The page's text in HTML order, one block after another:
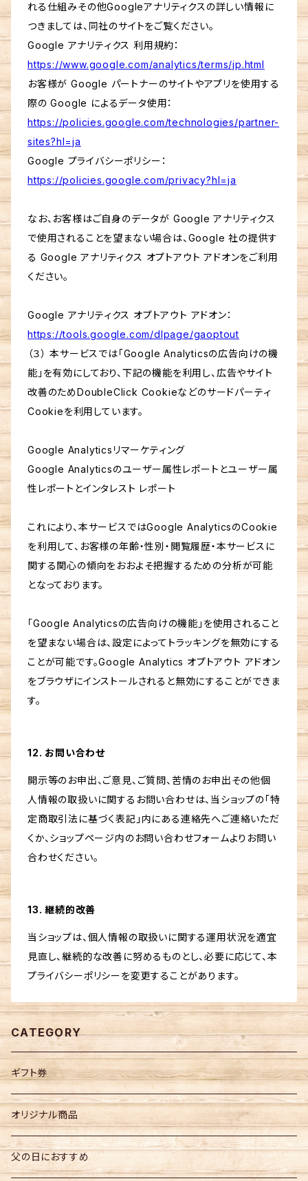
れる仕組みその他Googleアナリティクスの詳しい情報に
つきましては、同社のサイトをご覧ください。
Google アナリティクス 利用規約：
https://www.google.com/analytics/terms/jp.html
お客様が Google パートナーのサイトやアプリを使用する
際の Google によるデータ使用：
https://policies.google.com/technologies/partner-
sites?hl=ja
Google プライバシーポリシー：
https://policies.google.com/privacy?hl=ja
なお、お客様はご自身のデータが Google アナリティクス
で使用されることを望まない場合は、Google 社の提供す
る Google アナリティクス オプトアウト アドオンをご利用
ください。
Google アナリティクス オプトアウト アドオン：
https://tools.google.com/dlpage/gaoptout
（３） 本サービスでは「Google Analyticsの広告向けの機
能」を有効にしており、下記の機能を利用し、広告やサイト
改善のためDoubleClick Cookieなどのサードパーティ
Cookieを利用しています。
Google Analyticsリマーケティング
Google Analyticsのユーザー属性レポートとユーザー属
性レポートとインタレスト レポート
これにより、本サービスではGoogle AnalyticsのCookie
を利用して、お客様の年齢・性別・閲覧履歴・本サービスに
関する関心の傾向をおおよそ把握するための分析が可能
となっております。
「Google Analyticsの広告向けの機能」を使用されること
を望まない場合は、設定によってトラッキングを無効にする
ことが可能です。Google Analytics オプトアウト アドオン
をブラウザにインストールされると無効にすることができま
す。
12. お問い合わせ
開示等のお申出、ご意見、ご質問、苦情のお申出その他個
人情報の取扱いに関するお問い合わせは、当ショップの「特
定商取引法に基づく表記」内にある連絡先へご連絡いただ
くか、ショップページ内のお問い合わせフォームよりお問い
合わせください。
13. 継続的改善
当ショップは、個人情報の取扱いに関する運用状況を適宜
見直し、継続的な改善に努めるものとし、必要に応じて、本
プライバシーポリシーを変更することがあります。
CATEGORY
ギフト券
オリジナル商品
父の日におすすめ